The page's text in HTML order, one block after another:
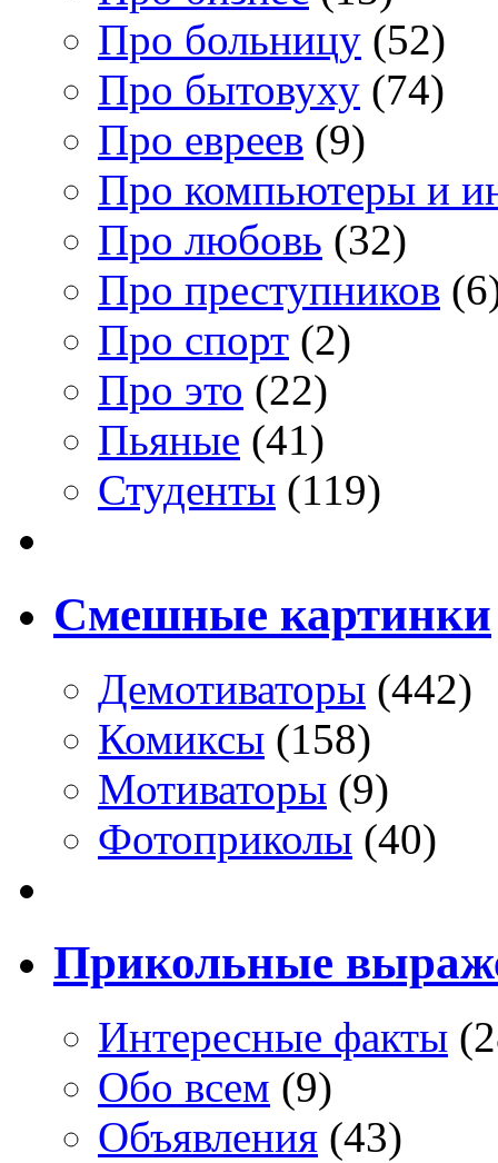
Про больницу (52)
Про бытовуху (74)
Про евреев (9)
Про компьютеры и
Про любовь (32)
Про преступников
Про спорт (2)
Про это (22)
Пьяные (41)
Студенты (119)
Смешные картинки
Демотиваторы (442)
Комиксы (158)
Мотиваторы (9)
Фотоприколы (40)
Прикольные
Интересные факты
Обо всем (9)
Объявления (43)